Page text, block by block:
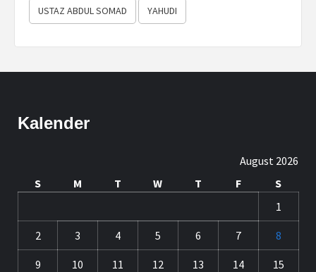
USTAZ ABDUL SOMAD YAHUDI
Kalender
August 2026
S
M T W T F
S
1
2 3 4 5 6 7 8
9 10 11 12 13 14 15